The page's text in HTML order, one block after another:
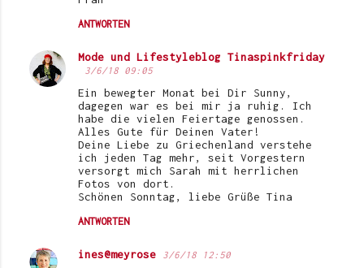
ANTWORTEN
Mode und Lifestyleblog Tinaspinkfriday
3/6/18 09:05
Ein bewegter Monat bei Dir Sunny,
dagegen war es bei mir ja ruhig. Ich
habe die vielen Feiertage genossen.
Alles Gute für Deinen Vater!
Deine Liebe zu Griechenland verstehe
ich jeden Tag mehr, seit Vorgestern
versorgt mich Sarah mit herrlichen
Fotos von dort.
Schönen Sonntag, liebe Grüße Tina
ANTWORTEN
ines@meyrose 3/6/18 12:50